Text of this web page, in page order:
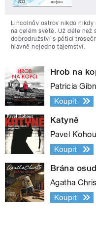
Lincolnův ostrov nikdo nikdy
na celém světě. Už déle
dobrodružství s pěticí
hlavně nejedno tajemství.
Hrob na
Patricia
Koupit
Katyně
Pavel
Koupit
Brána
Agatha
Koupit